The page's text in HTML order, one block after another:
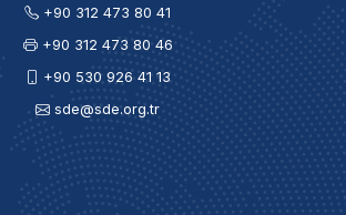
+90 312 473 80 41
+90 312 473 80 46
+90 530 926 41 13
sde@sde.org.tr